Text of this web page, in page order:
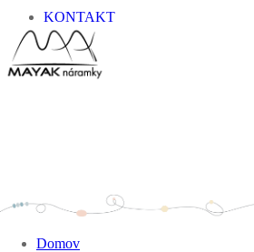
KONTAKT
Domov